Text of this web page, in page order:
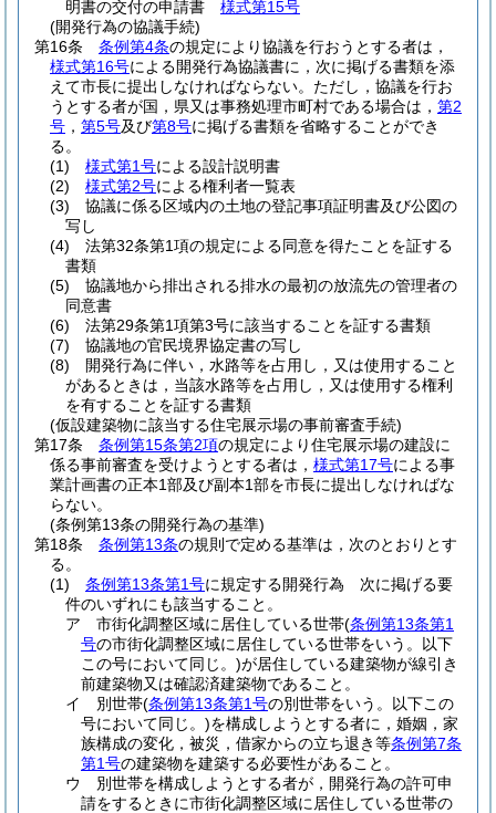
明書の交付の申請書 様式第15号
(開発行為の協議手続)
第16条
条例第4条の規定により協議を行おうとする者は，
様式第16号による開発行為協議書に，次に掲げる書類を添
えて市長に提出しなければならない。 ただし，協議を行お
うとする者が国，県又は事務処理市町村である場合は， 第2
号 ， 第5号及び第8号に掲げる書類を省略することができ
る。
(1)
様式第1号による設計説明書
(2)
様式第2号による権利者一覧表
(3)
協議に係る区域内の土地の登記事項証明書及び公図の
写し
(4)
法第32条第1項の規定による同意を得たことを証する
書類
(5)
協議地から排出される排水の最初の放流先の管理者の
同意書
(6)
法第29条第1項第3号に該当することを証する書類
(7)
協議地の官民境界協定書の写し
(8)
開発行為に伴い，水路等を占用し，又は使用すること
があるときは，当該水路等を占用し，又は使用する権利
を有することを証する書類
(仮設建築物に該当する住宅展示場の事前審査手続)
第17条
条例第15条第2項の規定により住宅展示場の建設に
係る事前審査を受けようとする者は， 様式第17号による事
業計画書の正本1部及び副本1部を市長に提出しなければな
らない。
(条例第13条の開発行為の基準)
第18条
条例第13条の規則で定める基準は，次のとおりとす
る。
(1)
条例第13条第1号に規定する開発行為 次に掲げる要
件のいずれにも該当すること。
ア
市街化調整区域に居住している世帯(条例第13条第1
号の市街化調整区域に居住している世帯をいう。以下
この号において同じ。)が居住している建築物が線引き
前建築物又は確認済建築物であること。
イ
別世帯(条例第13条第1号の別世帯をいう。以下この
号において同じ。)を構成しようとする者に，婚姻，家
族構成の変化，被災，借家からの立ち退き等条例第7条
第1号の建築物を建築する必要性があること。
ウ
別世帯を構成しようとする者が，開発行為の許可申
請をするときに市街化調整区域に居住している世帯の